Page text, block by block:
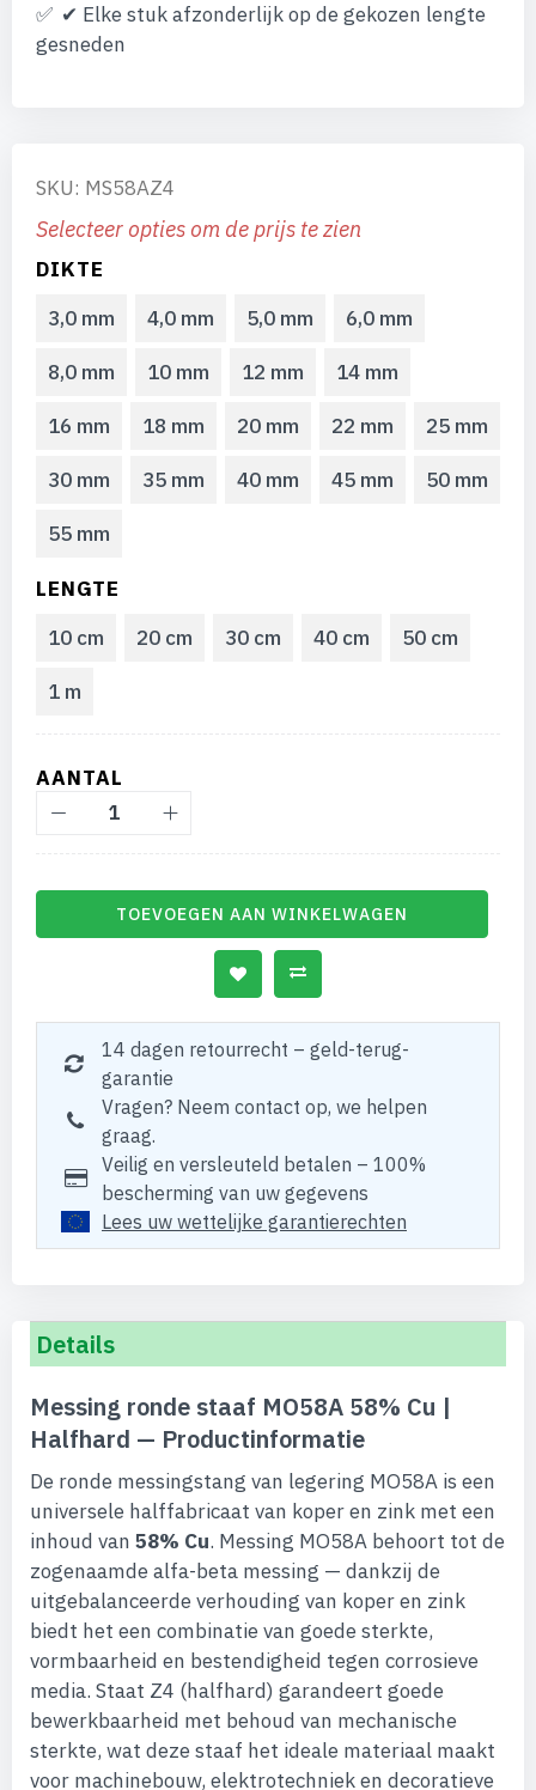
✔ Elke stuk afzonderlijk op de gekozen lengte
gesneden
SKU: MS58AZ4
Selecteer opties om de prijs te zien
DIKTE
3,0 mm
4,0 mm 5,0 mm 6,0 mm
8,0 mm 10 mm 12 mm 14 mm
16 mm 18 mm 20 mm 22 mm 25 mm
30 mm 35 mm 40 mm 45 mm 50 mm
55 mm
LENGTE
10 cm
20 cm 30 cm 40 cm 50 cm
1 m
AANTAL
TOEVOEGEN AAN WINKELWAGEN
14 dagen retourrecht – geld-terug-
garantie
Vragen? Neem contact op, we helpen
graag.
Veilig en versleuteld betalen – 100%
bescherming van uw gegevens
Lees uw wettelijke garantierechten
Details
Messing ronde staaf MO58A 58% Cu |
Halfhard — Productinformatie
De ronde messingstang van legering MO58A is een
universele halffabricaat van koper en zink met een
inhoud van 58% Cu. Messing MO58A behoort tot de
zogenaamde alfa-beta messing — dankzij de
uitgebalanceerde verhouding van koper en zink
biedt het een combinatie van goede sterkte,
vormbaarheid en bestendigheid tegen corrosieve
media. Staat Z4 (halfhard) garandeert goede
bewerkbaarheid met behoud van mechanische
sterkte, wat deze staaf het ideale materiaal maakt
voor machinebouw, elektrotechniek en decoratieve